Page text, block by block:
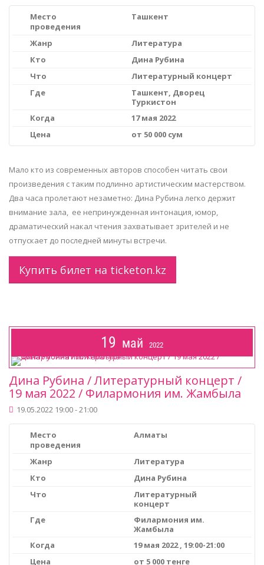
Место
проведения
Ташкент
Жанр
Литература
Кто
Дина Рубина
Что
Литературный концерт
Где
Ташкент, Дворец
Туркистон
Когда
17 мая 2022
Цена
от 50 000 сум
Мало кто из современных авторов способен читать свои
произведения с таким подлинно артистическим мастерством.
Два часа пролетают незаметно: Дина Рубина легко держит
внимание зала, ее непринужденная интонация, юмор,
драматический накал чтения захватывает зрителей и не
отпускает до последней минуты встречи.
Купить билет на ticketon.kz
19 май 2022
Дина Рубина / Литературный концерт /
19 мая 2022 / Филармония им. Жамбыла
19.05.2022 19:00 - 21:00
Место
проведения
Алматы
Жанр
Литература
Кто
Дина Рубина
Что
Литературный
концерт
Где
Филармония им.
Жамбыла
Когда
19 мая 2022 , 19:00-21:00
Цена
от 5 000 тенге